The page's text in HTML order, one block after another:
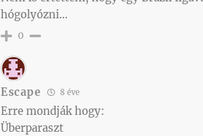
hógolyózni…
0
Escape 8 éve
Erre mondják hogy:
Überparaszt